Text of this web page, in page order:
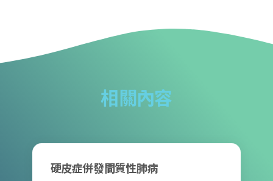
相關內容
硬皮症併發間質性肺病